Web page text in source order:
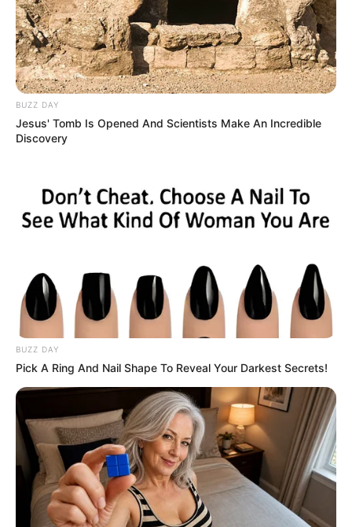
BUZZ DAY
Jesus' Tomb Is Opened And Scientists Make An Incredible
Discovery
BUZZ DAY
Pick A Ring And Nail Shape To Reveal Your Darkest Secrets!